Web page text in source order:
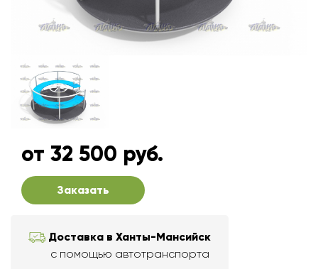
от 32 500 руб.
Заказать
Доставка в Ханты-Мансийск
с помощью автотранспорта